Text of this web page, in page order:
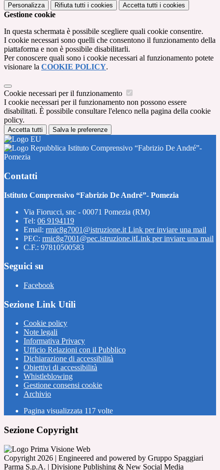
Personalizza Rifiuta tutti i cookies Accetta tutti i cookies
Gestione cookie
In questa schermata è possibile scegliere quali cookie consentire.
I cookie necessari sono quelli che consentono il funzionamento della
piattaforma e non è possibile disabilitarli.
Per conoscere quali sono i cookie necessari al funzionamento potete
visionare la COOKIE POLICY.
Cookie necessari per il funzionamento
I cookie necessari per il funzionamento non possono essere
disabilitati. È possibile consultare l'elenco nella pagina della cookie
policy.
Accetta tutti Salva le preferenze
Istituto Comprensivo “Fabrizio De André”-
Pomezia
Contatti
Istituto Comprensivo “Fabrizio De André”- Pomezia
Via Fiorucci, snc - 00071 Pomezia (RM)
Tel: 06 9194119
Email: rmic8g7001@istruzione.it Link per inviare una mail
PEC: rmic8g7001@pec.istruzione.itLink per inviare una mail
C.F.: 97810500583
Seguici su
Facebook
Sezione Link Utili
Cookie policy
Note legali
Informativa Privacy
Ufficio Relazioni con il Pubblico
Dichiarazione di accessibilità
Obiettivi di accessibilità
Whistleblowing
Gestione consensi cookie
Archivio
Pagina visualizzata 117 volte
Sezione Copyright
Copyright 2026 | Engineered and powered by Gruppo Spaggiari
Parma S.p.A. | Divisione Publishing & New Social Media